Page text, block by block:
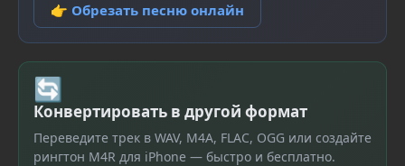
👉 Обрезать песню онлайн
🔄
Конвертировать в другой формат
Переведите трек в WAV, M4A, FLAC, OGG или создайте
рингтон M4R для iPhone — быстро и бесплатно.